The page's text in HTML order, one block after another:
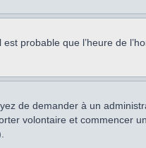
probable que l’heure de
de demander à un
volontaire et commencer